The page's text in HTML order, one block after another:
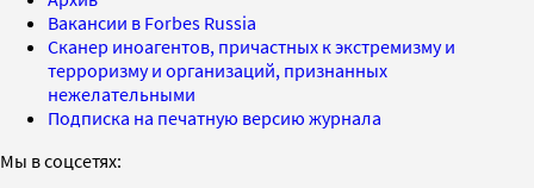
Вакансии в Forbes Russia
Сканер иноагентов, причастных к экстремизму и
терроризму и организаций, признанных
нежелательными
Подписка на печатную версию журнала
Мы в соцсетях: